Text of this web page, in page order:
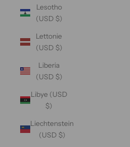
Lesotho
(USD $)
Lettonie
(USD $)
Liberia
(USD $)
Libye (USD
$)
Liechtenstein
(USD $)